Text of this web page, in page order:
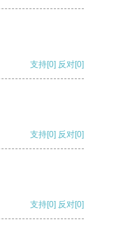
支持[0] 反对[0]
支持[0] 反对[0]
支持[0] 反对[0]